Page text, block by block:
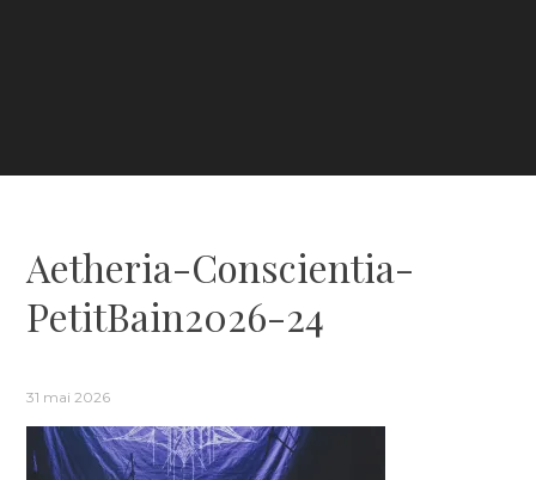
Aetheria-Conscientia-
PetitBain2026-24
31 mai 2026